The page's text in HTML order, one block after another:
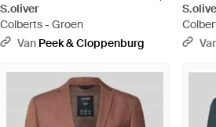
S.oliver
Colberts - Groen
Van Peek & Cloppenburg